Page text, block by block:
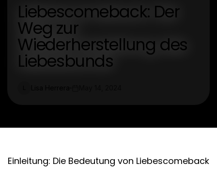
Liebescomeback: Der
Weg zur
Wiederherstellung des
Liebesbunds
Einleitung: Die Bedeutung von Liebescomeback